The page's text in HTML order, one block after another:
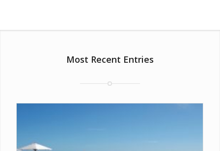
Most Recent Entries